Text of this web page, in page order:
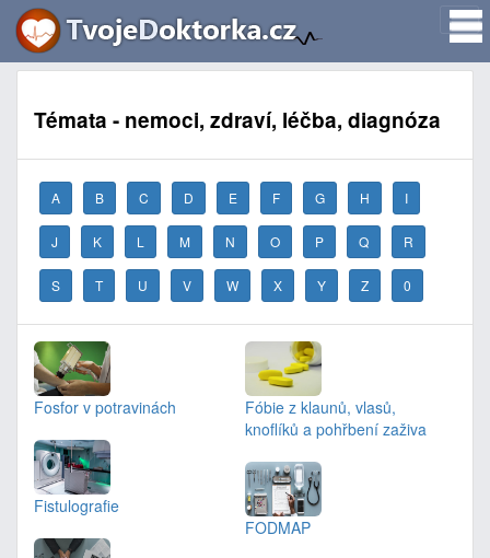
Témata - nemoci, zdraví, léčba, diagnóza
A B C D E F G H I
J K L M N O P Q R
S T U V W X Y Z 0
Fosfor v potravinách
Fistulografie
Fóbie z klaunů, vlasů,
knoflíků a pohřbení zaživa
FODMAP